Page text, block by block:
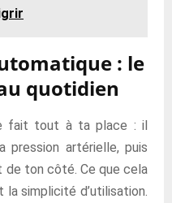
: le
quotidien
fait tout à ta place : il
pression artérielle, puis
ton côté. Ce que cela
simplicité d’utilisation.